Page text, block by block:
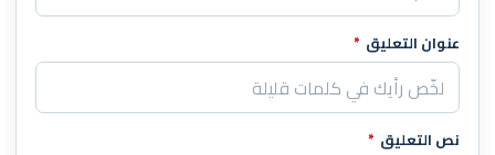
عنوان التعليق *
نص التعليق *